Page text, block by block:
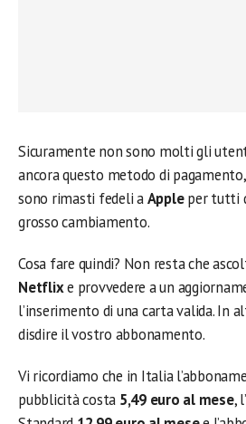
Sicuramente non sono molti gli
ancora questo metodo di
sono rimasti fedeli aAppleper tutti
grosso cambiamento.
Cosa fare quindi? Non resta che
Netflixe provvedere a un
l’inserimento di una carta valida. In
disdire il vostro abbonamento.
Vi ricordiamo che in Italia
pubblicità costa 5,49 euro al mese,